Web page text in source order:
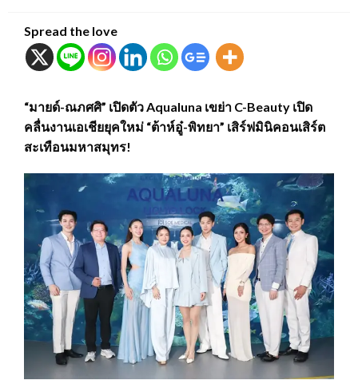
Spread the love
“มายด์-ณภศศิ” เปิดตัว Aqualuna เขย่า C-Beauty เปิด
คลื่นงานเอเชียยุคใหม่ “ต้าห์อู๋-พิทยา” เสิร์ฟมินิคอนเสิร์ต
สะเทือนมหาสมุทร!